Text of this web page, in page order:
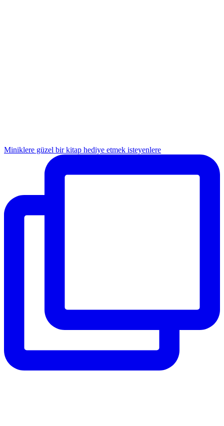
Miniklere güzel bir kitap hediye etmek isteyenlere